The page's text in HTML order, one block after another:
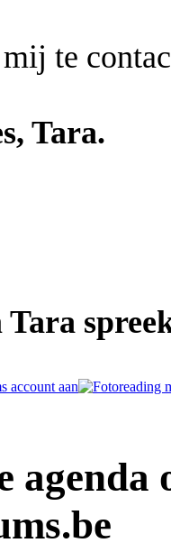
te
Tara.
agenda